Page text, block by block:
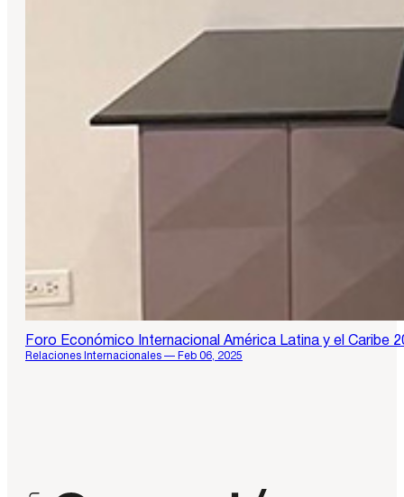
Foro Económico Internacional América Latina y el Caribe
Relaciones Internacionales — Feb 06, 2025